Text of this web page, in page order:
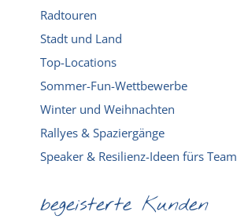
Radtouren
Stadt und Land
Top-Locations
Sommer-Fun-Wettbewerbe
Winter und Weihnachten
Rallyes & Spaziergänge
Speaker & Resilienz-Ideen fürs Team
begeisterte Kunden